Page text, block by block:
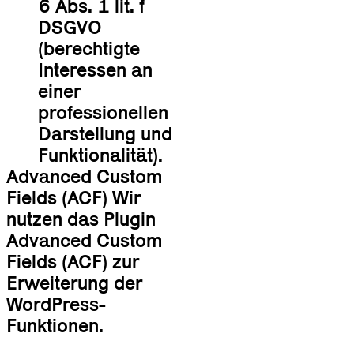
6 Abs. 1 lit. f
DSGVO
(berechtigte
Interessen an
einer
professionellen
Darstellung und
Funktionalität).
Advanced Custom
Fields (ACF) Wir
nutzen das Plugin
Advanced Custom
Fields (ACF) zur
Erweiterung der
WordPress-
Funktionen.